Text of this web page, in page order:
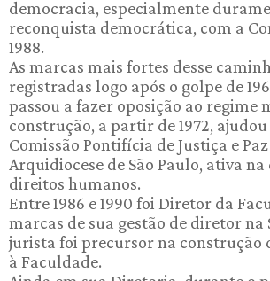
democracia, especialmente
reconquista democrática, com a
1988.
As marcas mais fortes desse
registradas logo após o golpe de
passou a fazer oposição ao regime
construção, a partir de 1972,
Comissão Pontifícia de Justiça e
Arquidiocese de São Paulo, ativa na
direitos humanos.
Entre 1986 e 1990 foi Diretor da
marcas de sua gestão de diretor na
jurista foi precursor na construção
à Faculdade.